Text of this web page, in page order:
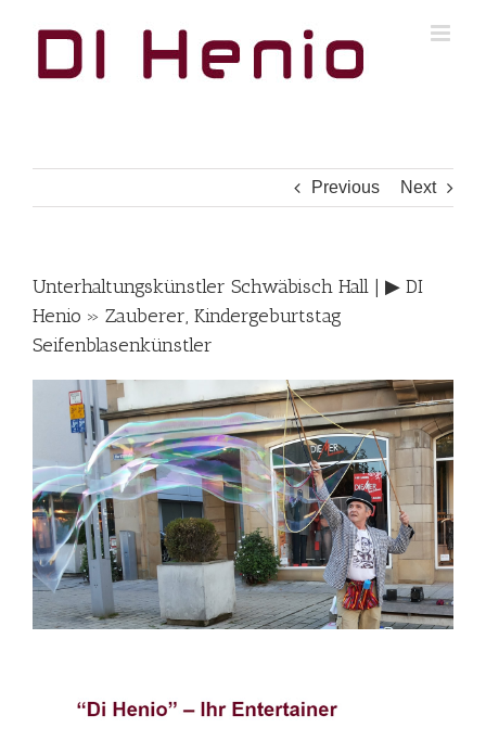
Previous Next
Unterhaltungskünstler Schwäbisch Hall | ▶︎ DI
Henio » Zauberer, Kindergeburtstag
Seifenblasenkünstler